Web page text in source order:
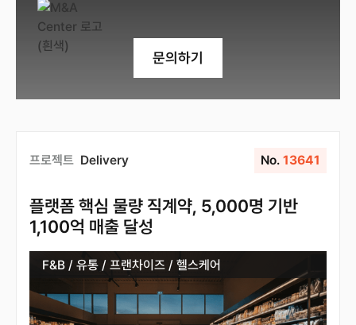
문의하기
프로젝트 Delivery No. 13641
플랫폼 핵심 물량 직계약, 5,000명 기반
1,100억 매출 달성
F&B / 유통 / 프랜차이즈 / 헬스케어